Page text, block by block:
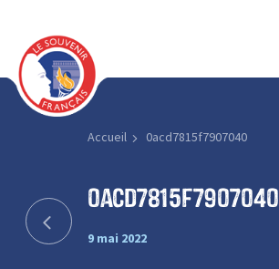
Accueil 0acd7815f7907040
0acd7815f7907040
9 mai 2022